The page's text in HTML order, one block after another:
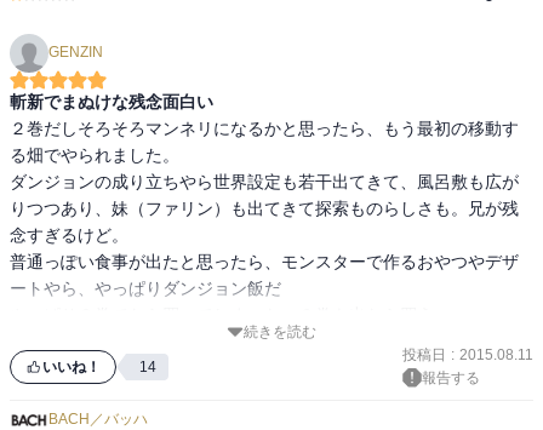
GENZIN
斬新でまぬけな残念面白い
２巻だしそろそろマンネリになるかと思ったら、もう最初の移動す
る畑でやられました。
ダンジョンの成り立ちやら世界設定も若干出てきて、風呂敷も広が
りつつあり、妹（ファリン）も出てきて探索ものらしさも。兄が残
念すぎるけど。
普通っぽい食事が出たと思ったら、モンスターで作るおやつやデザ
ートやら、やっぱりダンジョン飯だ
続きを読む
いいね！ 14
投稿日 : 2015.08.11
報告する
BACH／バッハ